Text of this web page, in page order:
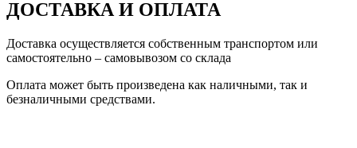
ДОСТАВКА И ОПЛАТА
Доставка осуществляется собственным транспортом или
самостоятельно – самовывозом со склада
Оплата может быть произведена как наличными, так и
безналичными средствами.